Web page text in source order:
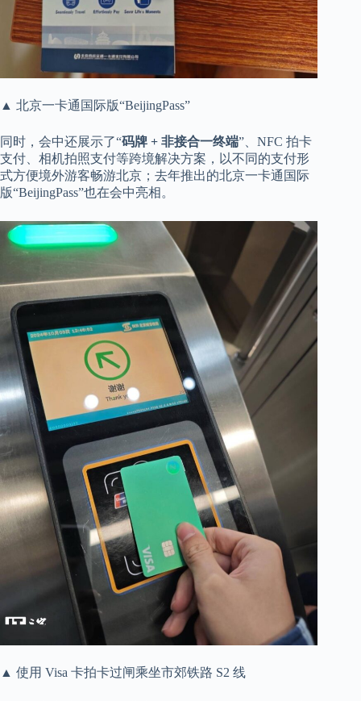
▲ 北京一卡通国际版“BeijingPass”
同时，会中还展示了“码牌 + 非接合一终端”、NFC 拍卡
支付、相机拍照支付等跨境解决方案，以不同的支付形
式方便境外游客畅游北京；去年推出的北京一卡通国际
版“BeijingPass”也在会中亮相。
▲ 使用 Visa 卡拍卡过闸乘坐市郊铁路 S2 线